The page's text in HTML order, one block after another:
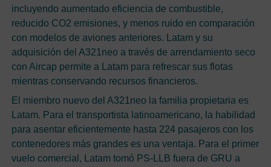
incluyendo aumentado eficiencia de combustible,
reducido CO2 emisiones, y menos ruido en comparación
con modelos de aviones anteriores. Latam y su
adquisición del A321neo a través de arrendamiento seco
con Aircap permite a Latam para refrescar sus flotas
mientras conservando recursos financieros.
El miembro nuevo del A321neo la familia propietaria es
Latam. Para el transportista latinoamericano, la habilidad
para asentar eficientemente hasta 224 pasajeros con los
contenedores más grandes es una ventaja. Para el primer
vuelo comercial, Latam tomó PS-LLB fuera de GRU a